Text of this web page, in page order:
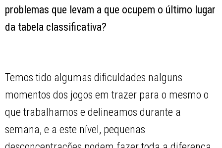
problemas que levam a que ocupem o último lugar
da tabela classificativa?
Temos tido algumas dificuldades nalguns
momentos dos jogos em trazer para o mesmo o
que trabalhamos e delineamos durante a
semana, e a este nível, pequenas